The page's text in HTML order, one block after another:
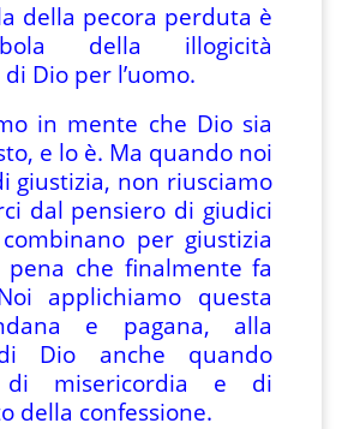
della pecora perduta è
della illogicità
Dio per l’uomo.
in mente che Dio sia
e lo è. Ma quando noi
giustizia, non riusciamo
dal pensiero di giudici
per giustizia
pena che finalmente fa
applichiamo questa
e pagana, alla
Dio anche quando
di misericordia e di
della confessione.